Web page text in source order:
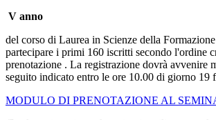
V anno
del corso di Laurea in Scienze della
partecipare i primi 160 iscritti secondo l'ordine
prenotazione . La registrazione dovrà avvenire
seguito indicato entro le ore 10.00 di giorno 19
MODULO DI PRENOTAZIONE AL